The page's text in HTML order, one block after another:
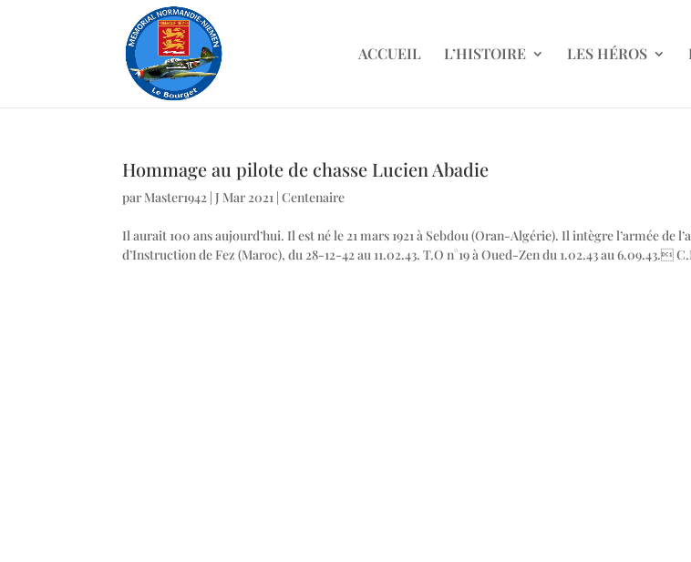
ACCUEIL L’HISTOIRE LES HÉROS
Hommage au pilote de chasse Lucien Abadie
par Master1942 |J Mar 2021 |Centenaire
Il aurait 100 ans aujourd’hui. Il est né le 21 mars 1921 à Sebdou (Oran-Algérie). Il intègre l’armée de
d’Instruction de Fez (Maroc), du 28-12-42 au 11.02.43. T.O n°19 à Oued-Zen du 1.02.43 au 6.09.43.